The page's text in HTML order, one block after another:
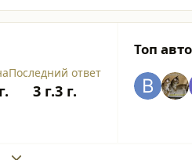
Последний ответ
3 г.3 г.
Топ
Expand topic overview